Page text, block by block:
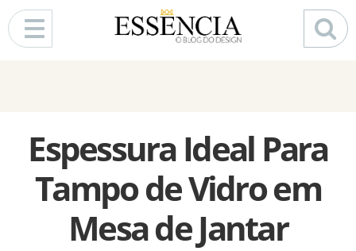
Espessura Ideal Para
Tampo de Vidro em
Mesa de Jantar